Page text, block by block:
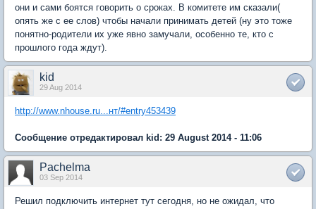
они и сами боятся говорить о сроках. В комитете им сказали(
опять же с ее слов) чтобы начали принимать детей (ну это тоже
понятно-родители их уже явно замучали, особенно те, кто с
прошлого года ждут).
kid
29 Aug 2014
http://www.nhouse.ru...нт/#entry453439
Сообщение отредактировал kid: 29 August 2014 - 11:06
Pachelma
03 Sep 2014
Решил подключить интернет тут сегодня, но не ожидал, что